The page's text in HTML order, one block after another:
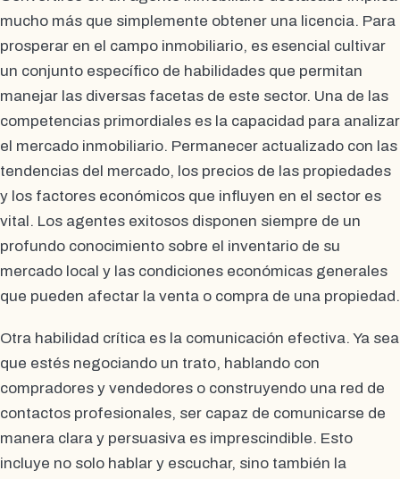
mucho más que simplemente obtener una licencia. Para
prosperar en el campo inmobiliario, es esencial cultivar
un conjunto específico de habilidades que permitan
manejar las diversas facetas de este sector. Una de las
competencias primordiales es la capacidad para analizar
el mercado inmobiliario. Permanecer actualizado con las
tendencias del mercado, los precios de las propiedades
y los factores económicos que influyen en el sector es
vital. Los agentes exitosos disponen siempre de un
profundo conocimiento sobre el inventario de su
mercado local y las condiciones económicas generales
que pueden afectar la venta o compra de una propiedad.
Otra habilidad crítica es la comunicación efectiva. Ya sea
que estés negociando un trato, hablando con
compradores y vendedores o construyendo una red de
contactos profesionales, ser capaz de comunicarse de
manera clara y persuasiva es imprescindible. Esto
incluye no solo hablar y escuchar, sino también la